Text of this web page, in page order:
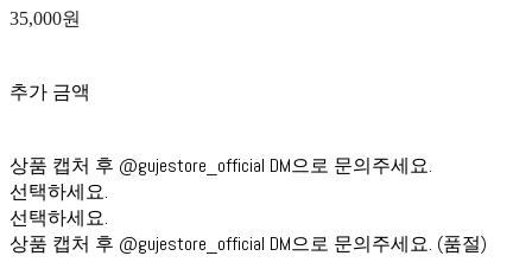
35,000원
추가 금액
상품 캡처 후 @gujestore_official DM으로 문의주세요.
선택하세요.
선택하세요.
상품 캡처 후 @gujestore_official DM으로 문의주세요. (품절)